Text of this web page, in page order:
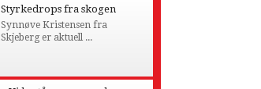
Styrkedrops fra skogen
Synnøve Kristensen fra
Skjeberg er aktuell ...